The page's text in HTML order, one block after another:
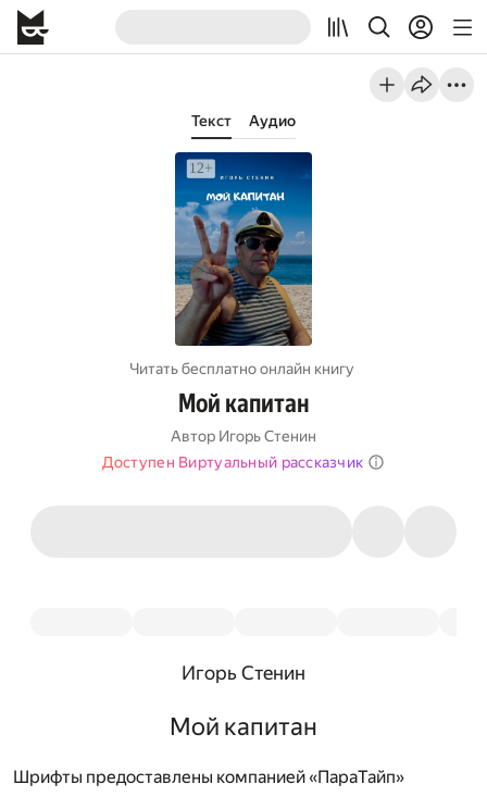
Текст Аудио
Читать бесплатно онлайн книгу
Мой капитан
Автор Игорь Стенин
Доступен Виртуальный рассказчик
Игорь Стенин
Мой капитан
Шрифты предоставлены компанией «ПараТайп»